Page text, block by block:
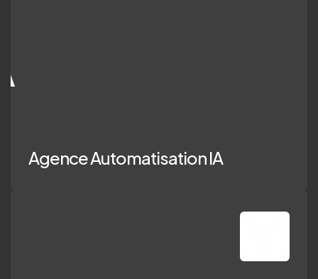
Agence Automatisation IA